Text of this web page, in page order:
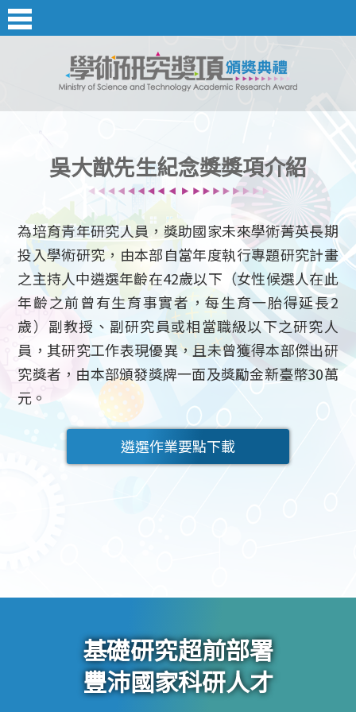
吳大猷先生紀念獎獎項介紹
為培育青年研究人員，獎助國家未來學術菁英長期
投入學術研究，由本部自當年度執行專題研究計畫
之主持人中遴選年齡在42歲以下（女性候選人在此
年齡之前曾有生育事實者，每生育一胎得延長2
歲）副教授、副研究員或相當職級以下之研究人
員，其研究工作表現優異，且未曾獲得本部傑出研
究獎者，由本部頒發獎牌一面及獎勵金新臺幣30萬
元。
遴選作業要點下載
基礎研究超前部署
豐沛國家科研人才